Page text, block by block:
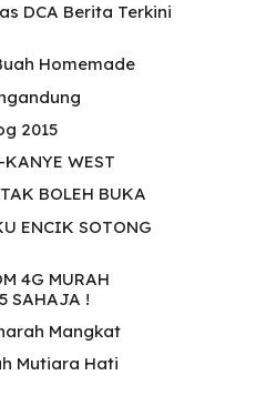
DCA Berita Terkini
Homemade
2015
WEST
BOLEH BUKA
ENCIK SOTONG
4G MURAH
SAHAJA !
Mangkat
Mutiara Hati